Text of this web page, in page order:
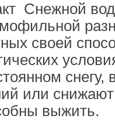
Cнежной
своей
снегу,
или
выжить.